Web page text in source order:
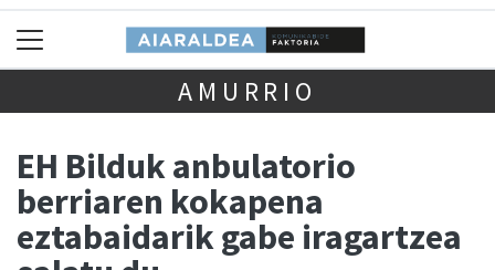
AMURRIO
EH Bilduk anbulatorio
berriaren kokapena
eztabaidarik gabe iragartzea